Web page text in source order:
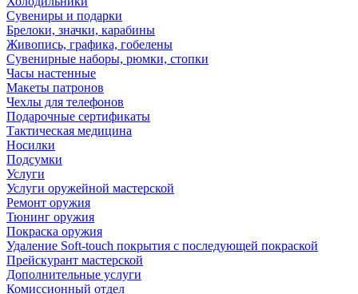
Сувениры и подарки
Брелоки, значки, карабины
Живопись, графика, гобелены
Сувенирные наборы, рюмки, стопки
Часы настенные
Макеты патронов
Чехлы для телефонов
Подарочные сертификаты
Тактическая медицина
Носилки
Подсумки
Услуги
Услуги оружейной мастерской
Ремонт оружия
Тюнинг оружия
Покраска оружия
Удаление Soft-touch покрытия с последующей покраской
Прейскурант мастерской
Дополнительные услуги
Комиссионный отдел